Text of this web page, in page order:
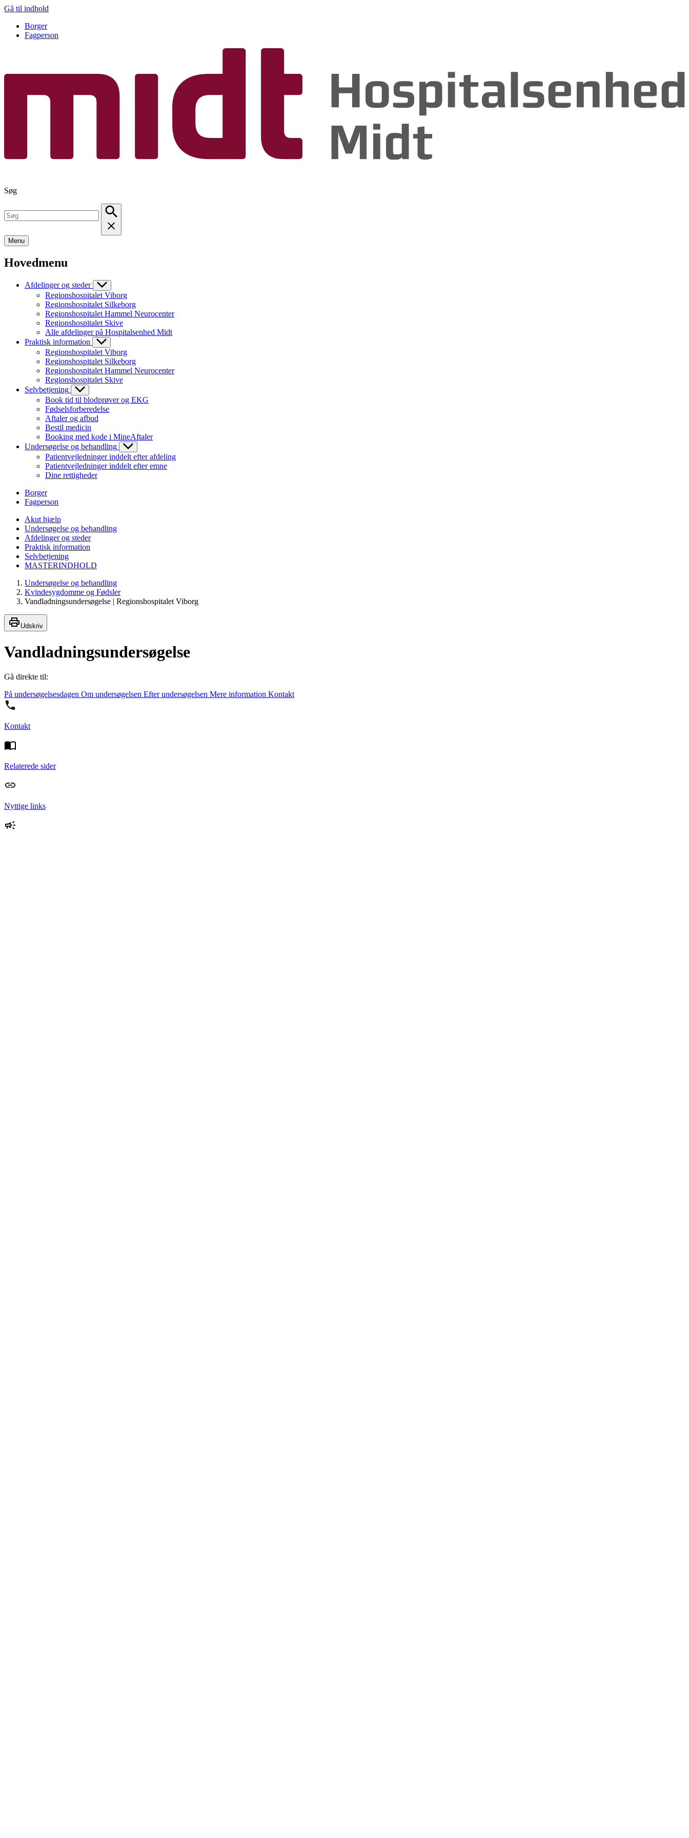
Gå til indhold
Borger
Fagperson
Søg
Menu
Hovedmenu
Afdelinger og steder
Regionshospitalet Viborg
Regionshospitalet Silkeborg
Regionshospitalet Hammel Neurocenter
Regionshospitalet Skive
Alle afdelinger på Hospitalsenhed Midt
Praktisk information
Regionshospitalet Viborg
Regionshospitalet Silkeborg
Regionshospitalet Hammel Neurocenter
Regionshospitalet Skive
Selvbetjening
Book tid til blodprøver og EKG
Fødselsforberedelse
Aftaler og afbud
Bestil medicin
Booking med kode i MineAftaler
Undersøgelse og behandling
Patientvejledninger inddelt efter afdeling
Patientvejledninger inddelt efter emne
Dine rettigheder
Borger
Fagperson
Akut hjælp
Undersøgelse og behandling
Afdelinger og steder
Praktisk information
Selvbetjening
MASTERINDHOLD
Undersøgelse og behandling
Kvindesygdomme og Fødsler
Vandladningsundersøgelse | Regionshospitalet Viborg
Udskriv
Vandladningsundersøgelse
Gå direkte til:
På undersøgelsesdagen Om undersøgelsen Efter undersøgelsen Mere information Kontakt
Kontakt
Relaterede sider
Nyttige links